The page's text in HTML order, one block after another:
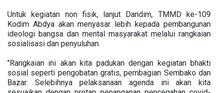
Untuk kegiatan non fisik, lanjut Dandim, TMMD ke-109
Kodim Abdya akan menyasar lebih kepada pembangunan
ideologi bangsa dan mental masyarakat melalui rangkaian
sosialisasi dan penyuluhan.
"Rangkaian ini akan kita padukan dengan kegiatan bhakti
sosial seperti pengobatan gratis, pembagian Sembako dan
Bazar. Selebihnya pelaksanaan agenda ini akan kita